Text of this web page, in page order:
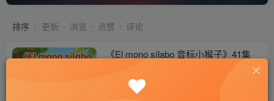
排序 更新 浏览 点赞 评论
《El mono sílabo 音标小猴子》41集
付费阅读 19.9